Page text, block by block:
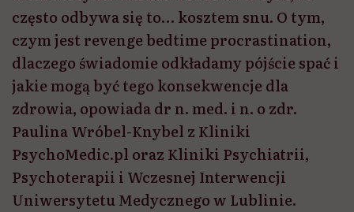
często odbywa się to… kosztem snu. O tym,
czym jest revenge bedtime procrastination,
dlaczego świadomie odkładamy pójście spać i
jakie mogą być tego konsekwencje dla
zdrowia, opowiada dr n. med. i n. o zdr.
Paulina Wróbel-Knybel z Kliniki
PsychoMedic.pl oraz Kliniki Psychiatrii,
Psychoterapii i Wczesnej Interwencji
Uniwersytetu Medycznego w Lublinie.